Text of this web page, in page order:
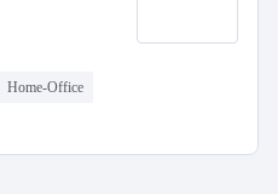
Home-Office